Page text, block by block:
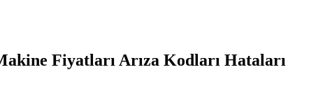
Fiyatları Arıza Kodları Hataları